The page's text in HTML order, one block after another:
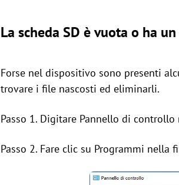
La scheda SD è vuota o ha
Forse nel dispositivo sono presenti
trovare i file nascosti ed eliminarli.
Passo 1. Digitare Pannello di
Passo 2. Fare clic su Programmi nella